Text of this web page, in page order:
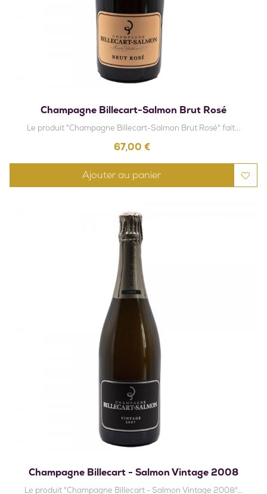
Champagne Billecart-Salmon Brut Rosé
Le produit "Champagne Billecart-Salmon Brut Rosé" fait...
Prix
67,00 €
Ajouter au panier
Champagne Billecart - Salmon Vintage 2008
Le produit "Champagne Billecart - Salmon Vintage 2008"...